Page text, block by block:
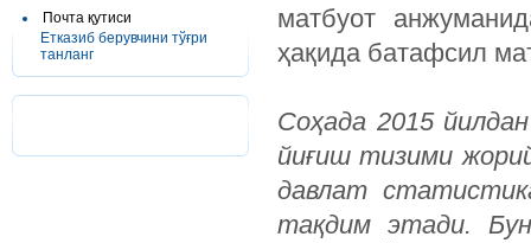
Почта қутиси
Етказиб берувчини тўғри
танланг
матбуот
ҳақида батафсил
Соҳада 2015
йиғиш тизими
давлат
тақдим этади.